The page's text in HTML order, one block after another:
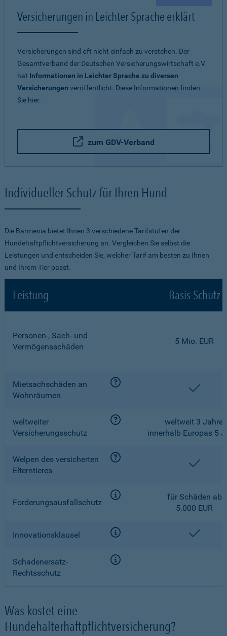
Versicherungen in Leichter Sprache erklärt
Versicherungen sind oft nicht einfach zu verstehen. Der
Gesamtverband der Deutschen Versicherungswirtschaft e.V.
hat Informationen in Leichter Sprache zu diversen
Versicherungen veröffentlicht. Diese Informationen finden
Sie hier.
zum GDV-Verband
Individueller Schutz für Ihren Hund
Die Barmenia bietet Ihnen 3 verschiedene Tarifstufen der
Hundehaftpflichtversicherung an. Vergleichen Sie selbst die
Leistungen und entscheiden Sie, welcher Tarif am besten zu Ihnen
und Ihrem Tier passt.
Leistung Basis-Schutz
Personen-, Sach- und
Vermögensschäden
5 Mio. EUR
Mietsachschäden an
Wohnräumen
weltweiter
Versicherungsschutz
weltweit 3 Jahre,
innerhalb Europas 5
Welpen des versicherten
Elterntieres
Forderungsausfallschutz
für Schäden ab
5.000 EUR
Innovationsklausel
Schadenersatz-
Rechtsschutz
Was kostet eine
Hundehalterhaftpflichtversicherung?